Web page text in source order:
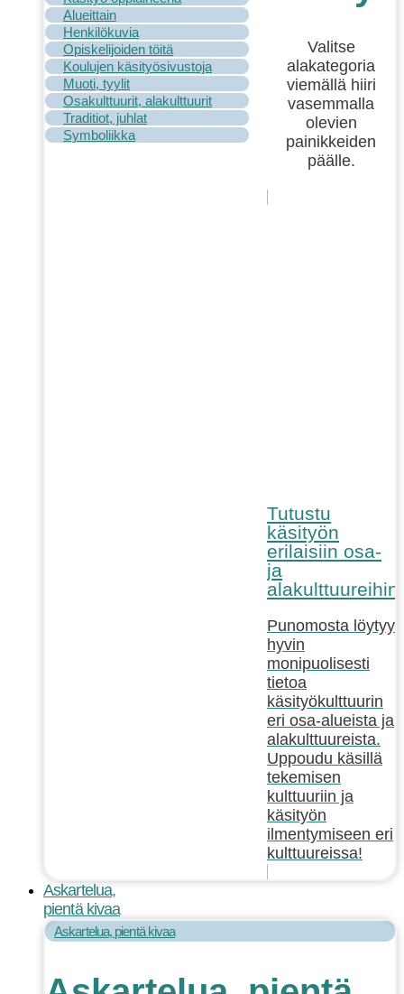
Alueittain
Henkilökuvia
Opiskelijoiden töitä
Koulujen käsityösivustoja
Muoti, tyylit
Osakulttuurit, alakulttuurit
Traditiot, juhlat
Symboliikka
Valitse
alakategoria
viemällä hiiri
vasemmalla
olevien
painikkeiden
päälle.
Tutustu
käsityön
erilaisiin osa-
ja
alakulttuureihin!
Punomosta löytyy
hyvin
monipuolisesti
tietoa
käsityökulttuurin
eri osa-alueista ja
alakulttuureista.
Uppoudu käsillä
tekemisen
kulttuuriin ja
käsityön
ilmentymiseen eri
kulttuureissa!
Askartelua,
pientä kivaa
Askartelua, pientä kivaa